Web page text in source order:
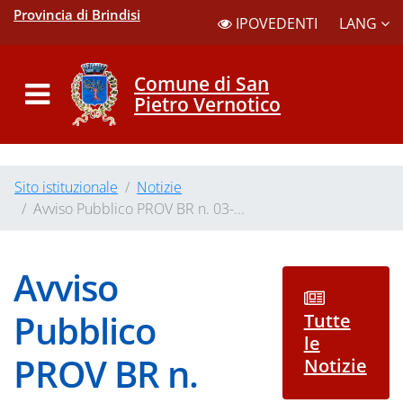
Provincia di Brindisi IPOVEDENTI LANG
Comune di San
Pietro Vernotico
Sito istituzionale
Notizie
Avviso Pubblico PROV BR n. 03-...
Avviso
Pubblico
PROV BR n.
Tutte
le
Notizie